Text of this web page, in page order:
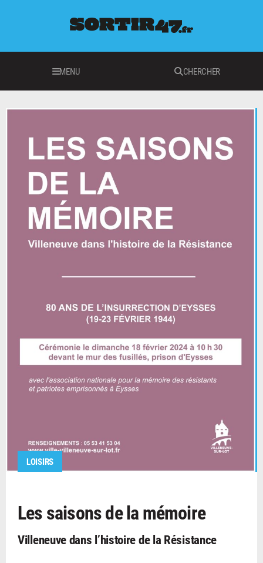
MENU CHERCHER
LOISIRS
Les saisons de la mémoire
Villeneuve dans l’histoire de la Résistance